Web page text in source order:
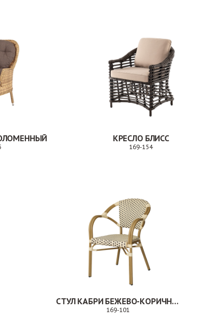
КРЕСЛО БЛИСС
169-154
СТУЛ КАБРИ БЕЖЕВО-КОРИЧНЕВЫЙ
169-101